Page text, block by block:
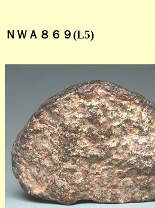
ＮＷＡ８６９(L5)